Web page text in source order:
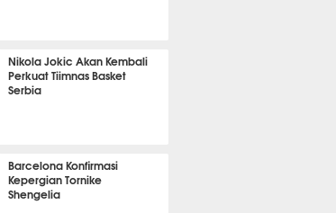
Nikola Jokic Akan Kembali
Perkuat Tiimnas Basket
Serbia
Barcelona Konfirmasi
Kepergian Tornike
Shengelia